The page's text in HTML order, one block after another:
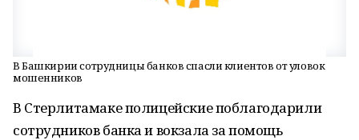
В Башкирии сотрудницы банков спасли клиентов от уловок
мошенников
В Стерлитамаке полицейские поблагодарили
сотрудников банка и вокзала за помощь